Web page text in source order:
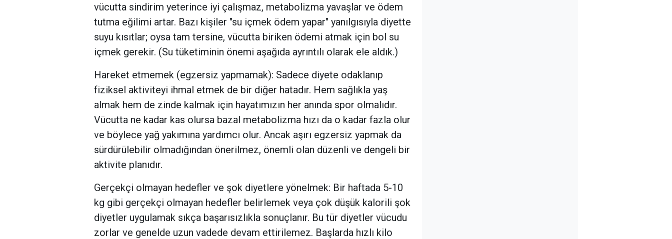
vücutta sindirim yeterince iyi çalışmaz, metabolizma yavaşlar ve ödem
tutma eğilimi artar. Bazı kişiler "su içmek ödem yapar" yanılgısıyla diyette
suyu kısıtlar; oysa tam tersine, vücutta biriken ödemi atmak için bol su
içmek gerekir. (Su tüketiminin önemi aşağıda ayrıntılı olarak ele aldık.)
Hareket etmemek (egzersiz yapmamak): Sadece diyete odaklanıp
fiziksel aktiviteyi ihmal etmek de bir diğer hatadır. Hem sağlıkla yaş
almak hem de zinde kalmak için hayatımızın her anında spor olmalıdır.
Vücutta ne kadar kas olursa bazal metabolizma hızı da o kadar fazla olur
ve böylece yağ yakımına yardımcı olur. Ancak aşırı egzersiz yapmak da
sürdürülebilir olmadığından önerilmez, önemli olan düzenli ve dengeli bir
aktivite planıdır.
Gerçekçi olmayan hedefler ve şok diyetlere yönelmek: Bir haftada 5-10
kg gibi gerçekçi olmayan hedefler belirlemek veya çok düşük kalorili şok
diyetler uygulamak sıkça başarısızlıkla sonuçlanır. Bu tür diyetler vücudu
zorlar ve genelde uzun vadede devam ettirilemez. Başlarda hızlı kilo